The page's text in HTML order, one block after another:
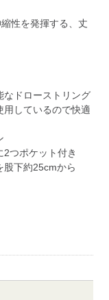
性を発揮する、丈
なドローストリング
用しているので快適
つポケット付き
股下約25cmから